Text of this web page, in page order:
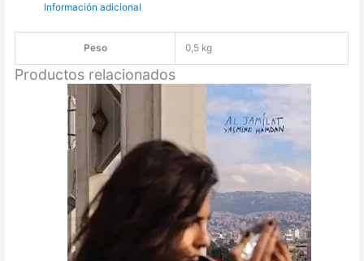
Información adicional
Peso 0,5 kg
Productos relacionados